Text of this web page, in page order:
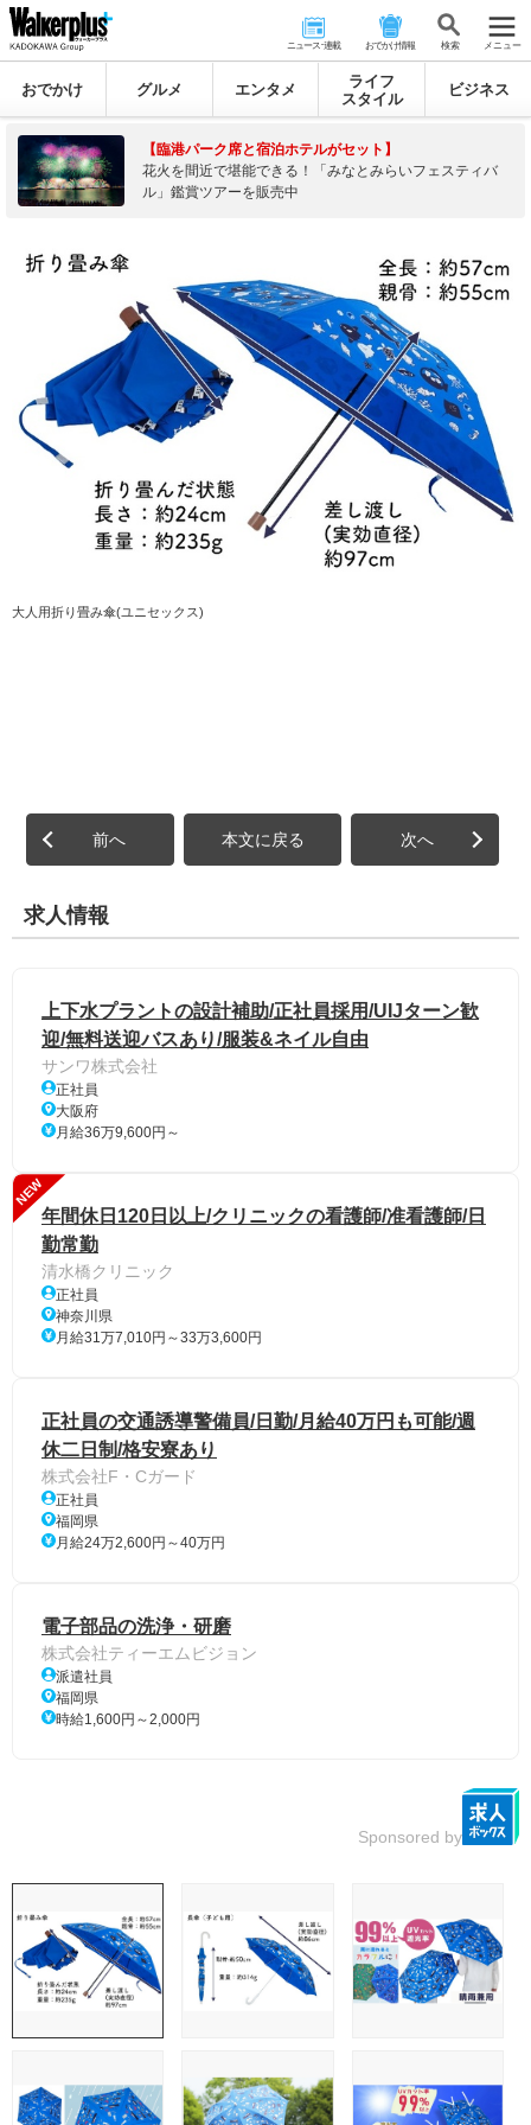
ニュース･連載 おでかけ情報 検 索 メニュー
おでかけ グルメ エンタメ
ライフ
スタイル
ビジネス
【臨港パーク席と宿泊ホテルがセット】
花火を間近で堪能できる！「みなとみらいフェスティバ
ル」鑑賞ツアーを販売中
大人用折り畳み傘(ユニセックス)
前へ 本文に戻る 次へ
求人情報
上下水プラントの設計補助/正社員採用/UIJターン歓
迎/無料送迎バスあり/服装&ネイル自由
サンワ株式会社
正社員
大阪府
月給36万9,600円～
NEW
年間休日120日以上/クリニックの看護師/准看護師/日
勤常勤
清水橋クリニック
正社員
神奈川県
月給31万7,010円～33万3,600円
正社員の交通誘導警備員/日勤/月給40万円も可能/週
休二日制/格安寮あり
株式会社F・Cガード
正社員
福岡県
月給24万2,600円～40万円
電子部品の洗浄・研磨
株式会社ティーエムビジョン
派遣社員
福岡県
時給1,600円～2,000円
Sponsored by